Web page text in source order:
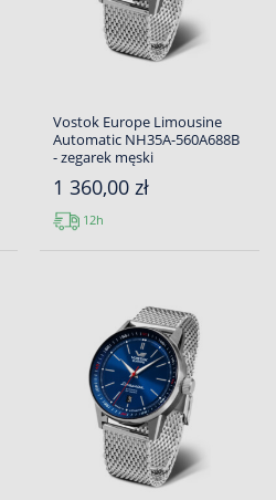
Vostok Europe Limousine
Automatic NH35A-560A688B
- zegarek męski
1 360,00 zł
12h